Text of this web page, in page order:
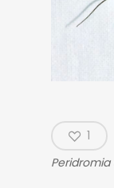
1
Peridromia